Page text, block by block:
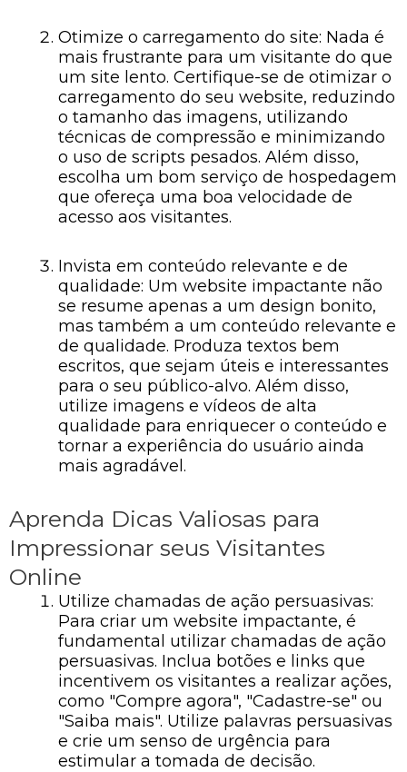
Otimize o carregamento do site: Nada é
mais frustrante para um visitante do que
um site lento. Certifique-se de otimizar o
carregamento do seu website, reduzindo
o tamanho das imagens, utilizando
técnicas de compressão e minimizando
o uso de scripts pesados. Além disso,
escolha um bom serviço de hospedagem
que ofereça uma boa velocidade de
acesso aos visitantes.
Invista em conteúdo relevante e de
qualidade: Um website impactante não
se resume apenas a um design bonito,
mas também a um conteúdo relevante e
de qualidade. Produza textos bem
escritos, que sejam úteis e interessantes
para o seu público-alvo. Além disso,
utilize imagens e vídeos de alta
qualidade para enriquecer o conteúdo e
tornar a experiência do usuário ainda
mais agradável.
Aprenda Dicas Valiosas para
Impressionar seus Visitantes
Online
Utilize chamadas de ação persuasivas:
Para criar um website impactante, é
fundamental utilizar chamadas de ação
persuasivas. Inclua botões e links que
incentivem os visitantes a realizar ações,
como "Compre agora", "Cadastre-se" ou
"Saiba mais". Utilize palavras persuasivas
e crie um senso de urgência para
estimular a tomada de decisão.